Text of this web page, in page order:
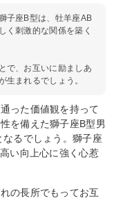
子座B型は、牡羊座AB
く刺激的な関係を築く
で、お互いに励ましあ
生まれるでしょう。
った価値観を持って
を備えた獅子座B型男
るでしょう。獅子座
い向上心に強く心惹
の長所でもってお互